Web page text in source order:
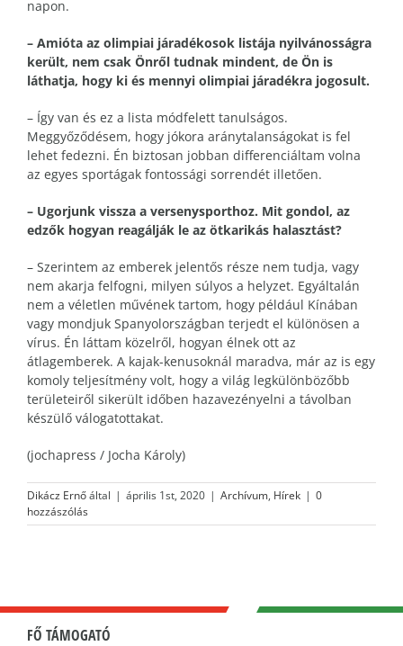
napon.
– Amióta az olimpiai járadékosok listája nyilvánosságra
került, nem csak Önről tudnak mindent, de Ön is
láthatja, hogy ki és mennyi olimpiai járadékra jogosult.
– Így van és ez a lista módfelett tanulságos.
Meggyőződésem, hogy jókora aránytalanságokat is fel
lehet fedezni. Én biztosan jobban differenciáltam volna
az egyes sportágak fontossági sorrendét illetően.
– Ugorjunk vissza a versenysporthoz. Mit gondol, az
edzők hogyan reagálják le az ötkarikás halasztást?
– Szerintem az emberek jelentős része nem tudja, vagy
nem akarja felfogni, milyen súlyos a helyzet. Egyáltalán
nem a véletlen művének tartom, hogy például Kínában
vagy mondjuk Spanyolországban terjedt el különösen a
vírus. Én láttam közelről, hogyan élnek ott az
átlagemberek. A kajak-kenusoknál maradva, már az is egy
komoly teljesítmény volt, hogy a világ legkülönbözőbb
területeiről sikerült időben hazavezényelni a távolban
készülő válogatottakat.
(jochapress / Jocha Károly)
Dikácz Ernőáltal | április 1st, 2020 | Archívum, Hírek | 0
hozzászólás
FŐ TÁMOGATÓ